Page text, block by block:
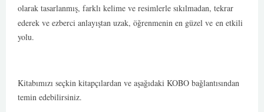
olarak tasarlanmış, farklı kelime ve resimlerle sıkılmadan, tekrar
ederek ve ezberci anlayıştan uzak, öğrenmenin en güzel ve en etkili
yolu.
Kitabımızı seçkin kitapçılardan ve aşağıdaki KOBO bağlantısından
temin edebilirsiniz.